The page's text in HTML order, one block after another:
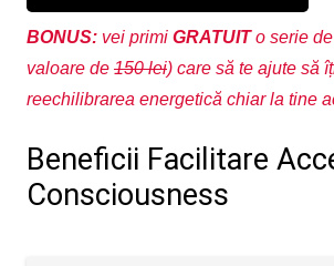
BONUS: vei primi GRATUITo serie
valoare de 150 lei) care să te ajute să
reechilibrarea energetică chiar la tine
Beneficii Facilitare
Consciousness